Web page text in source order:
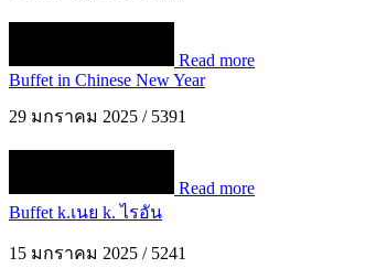
Read more
Buffet in Chinese New Year
29 มกราคม 2025 / 5391
Read more
Buffet k.เนย k. ไรอัน
15 มกราคม 2025 / 5241